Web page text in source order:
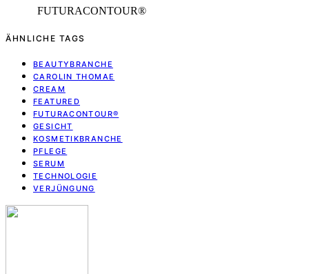
FUTURACONTOUR®
ÄHNLICHE TAGS
BEAUTYBRANCHE
CAROLIN THOMAE
CREAM
FEATURED
FUTURACONTOUR®
GESICHT
KOSMETIKBRANCHE
PFLEGE
SERUM
TECHNOLOGIE
VERJÜNGUNG